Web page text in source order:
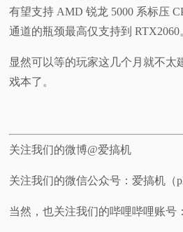
有望支持 AMD 锐龙 5000 系标压
通道的瓶颈最高仅支持到 RTX2060
显然可以等的玩家这几个月就不太
戏本了。
关注我们的微博@爱搞机
关注我们的微信公众号：爱搞机（
当然，也关注我们的哔哩哔哩账号